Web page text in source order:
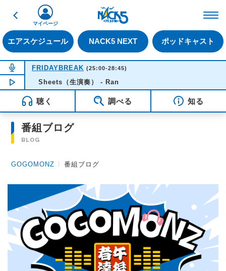
戻る
エアスケジュール NACK5 NEXT ポッドキャスト
マイページ
NOW ON AIR
FRIDAYBREAK (25:00-28:45)
NOW PLAYING03:06
Sheets（生演奏） - Ran
聴く 調べる 知る
番組ブログ
BLOG
GOGOMONZ 〉番組ブログ